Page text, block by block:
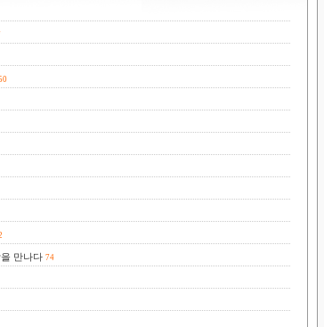
만나다 74